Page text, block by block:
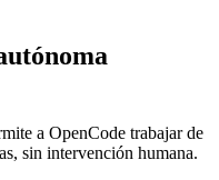
a OpenCode trabajar de
sin intervención humana.